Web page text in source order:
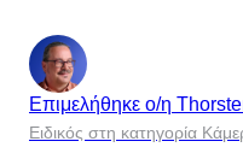
Επιμελήθηκε ο/η
Ειδικός στη κατηγορία